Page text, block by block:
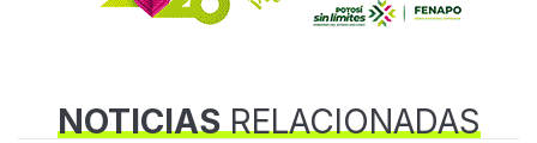
NOTICIASRELACIONADAS